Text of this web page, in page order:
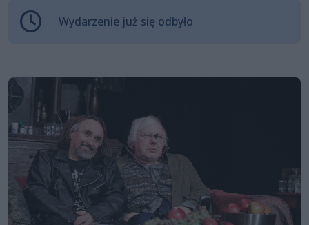
Wydarzenie już się odbyło